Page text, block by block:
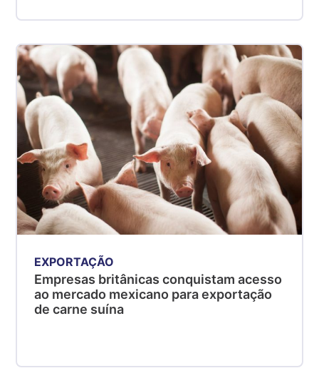
EXPORTAÇÃO
Empresas britânicas conquistam acesso
ao mercado mexicano para exportação
de carne suína